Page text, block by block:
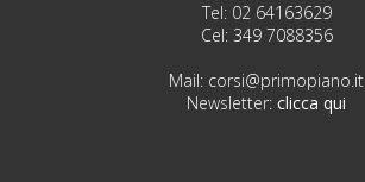
Tel: 02 64163629
Cel: 349 7088356
Mail: corsi@primopiano.it
Newsletter: clicca qui